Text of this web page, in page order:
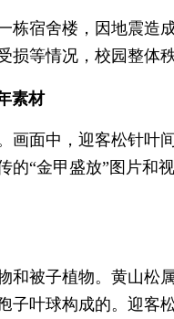
宿舍楼，因地震造
等情况，校园整体
素材
面中，迎客松针叶
“金甲盛放”图片
被子植物。黄山松
子叶球构成的。迎